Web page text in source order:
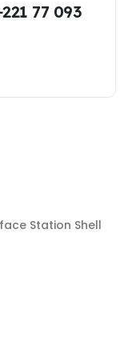
77 093
Station Shell